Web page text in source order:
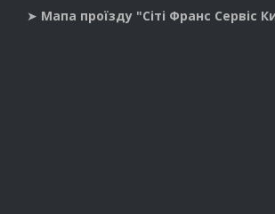
➤ Мапа проїзду "Сіті Франс Сервіс